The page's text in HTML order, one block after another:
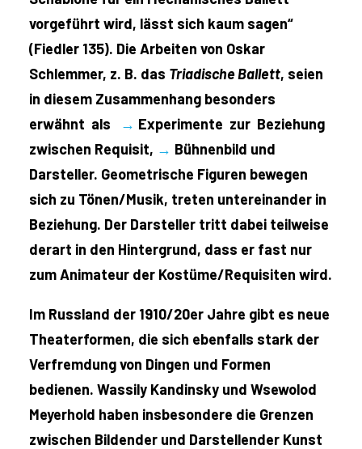
vorgeführt wird, lässt sich kaum sagen“
(Fiedler 135). Die Arbeiten von Oskar
Schlemmer, z. B. das Triadische Ballett, seien
in diesem Zusammenhang besonders
erwähnt als
→ Experimente zur Beziehung
zwischen Requisit, → Bühnenbild und
Darsteller. Geometrische Figuren bewegen
sich zu Tönen/Musik, treten untereinander in
Beziehung. Der Darsteller tritt dabei teilweise
derart in den Hintergrund, dass er fast nur
zum Animateur der Kostüme/Requisiten wird.
Im Russland der 1910/20er Jahre gibt es neue
Theaterformen, die sich ebenfalls stark der
Verfremdung von Dingen und Formen
bedienen. Wassily Kandinsky und Wsewolod
Meyerhold haben insbesondere die Grenzen
zwischen Bildender und Darstellender Kunst